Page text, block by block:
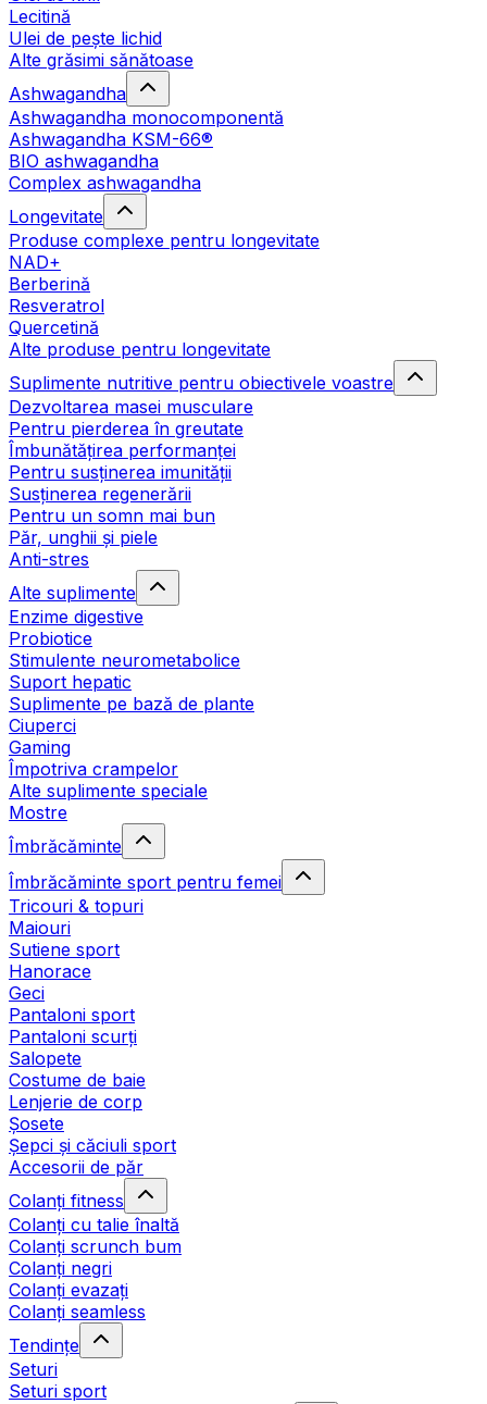
Lecitină
Ulei de pește lichid
Alte grăsimi sănătoase
Ashwagandha
Ashwagandha monocomponentă
Ashwagandha KSM-66®
BIO ashwagandha
Complex ashwagandha
Longevitate
Produse complexe pentru longevitate
NAD+
Berberină
Resveratrol
Quercetină
Alte produse pentru longevitate
Suplimente nutritive pentru obiectivele voastre
Dezvoltarea masei musculare
Pentru pierderea în greutate
Îmbunătățirea performanței
Pentru susținerea imunității
Susținerea regenerării
Pentru un somn mai bun
Păr, unghii și piele
Anti-stres
Alte suplimente
Enzime digestive
Probiotice
Stimulente neurometabolice
Suport hepatic
Suplimente pe bază de plante
Ciuperci
Gaming
Împotriva crampelor
Alte suplimente speciale
Mostre
Îmbrăcăminte
Îmbrăcăminte sport pentru femei
Tricouri & topuri
Maiouri
Sutiene sport
Hanorace
Geci
Pantaloni sport
Pantaloni scurți
Salopete
Costume de baie
Lenjerie de corp
Șosete
Șepci și căciuli sport
Accesorii de păr
Colanți fitness
Colanți cu talie înaltă
Colanți scrunch bum
Colanți negri
Colanți evazați
Colanți seamless
Tendințe
Seturi
Seturi sport